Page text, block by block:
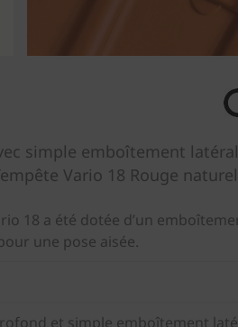
simple emboîtement
Vario 18 Rouge naturel
18 a été dotée d’un
une pose aisée.
et simple emboîtement